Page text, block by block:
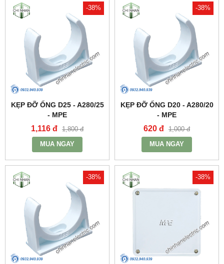
-38%
KẸP ĐỠ ỐNG D25 - A280/25
- MPE
1,116 đ 1,800 đ
MUA NGAY
-38%
KẸP ĐỠ ỐNG D20 - A280/20
- MPE
620 đ 1,000 đ
MUA NGAY
-38% -38%